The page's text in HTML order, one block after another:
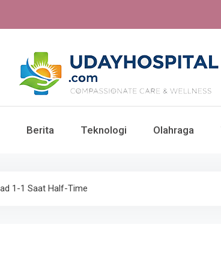
UdayHospital:
Berita Teknologi Olahraga
1-1 Saat Half-Time